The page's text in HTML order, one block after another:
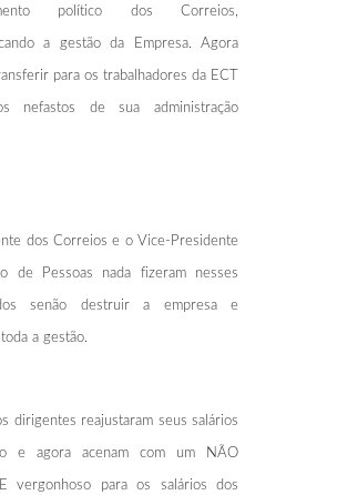
político dos Correios,
a gestão da Empresa. Agora
para os trabalhadores da ECT
nefastos de sua administração
dos Correios e o Vice-Presidente
de Pessoas nada fizeram nesses
senão destruir a empresa e
a gestão.
dirigentes reajustaram seus salários
e agora acenam com um NÃO
vergonhoso para os salários dos